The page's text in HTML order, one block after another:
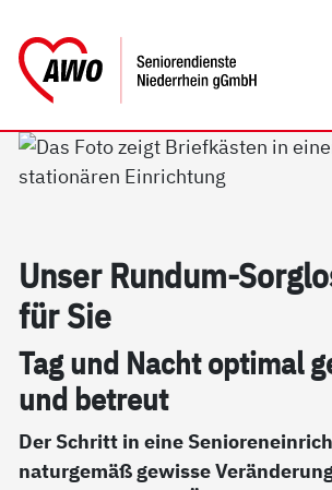
Un­ser Run­d­um-
für Sie
Tag und Nacht opti­mal
und be­t­reut
Der Schritt in eine
naturgemäß gewisse